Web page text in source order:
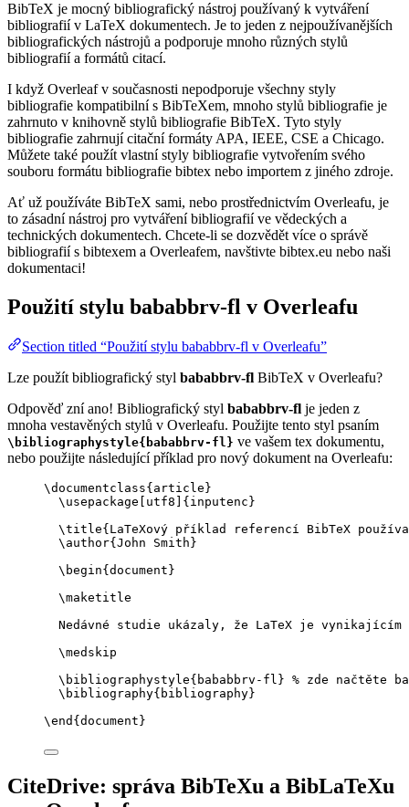
BibTeX je mocný bibliografický nástroj používaný k vytváření
bibliografií v LaTeX dokumentech. Je to jeden z nejpoužívanějších
bibliografických nástrojů a podporuje mnoho různých stylů
bibliografií a formátů citací.
I když Overleaf v současnosti nepodporuje všechny styly
bibliografie kompatibilní s BibTeXem, mnoho stylů bibliografie je
zahrnuto v knihovně stylů bibliografie BibTeX. Tyto styly
bibliografie zahrnují citační formáty APA, IEEE, CSE a Chicago.
Můžete také použít vlastní styly bibliografie vytvořením svého
souboru formátu bibliografie bibtex nebo importem z jiného zdroje.
Ať už používáte BibTeX sami, nebo prostřednictvím Overleafu, je
to zásadní nástroj pro vytváření bibliografií ve vědeckých a
technických dokumentech. Chcete-li se dozvědět více o správě
bibliografií s bibtexem a Overleafem, navštivte bibtex.eu nebo naši
dokumentaci!
Použití stylu bababbrv-fl v Overleafu
Section titled “Použití stylu bababbrv-fl v Overleafu”
Lze použít bibliografický styl bababbrv-fl BibTeX v Overleafu?
Odpověď zní ano! Bibliografický styl bababbrv-fl je jeden z
mnoha vestavěných stylů v Overleafu. Použijte tento styl psaním
\bibliographystyle{bababbrv-fl} ve vašem tex dokumentu,
nebo použijte následující příklad pro nový dokument na Overleafu:
\documentclass{ article }
\usepackage
utf8 ]{ inputenc }
\title{LaTeXový příklad referencí BibTeX
\author{John Smith}
\begin{ document }
\maketitle
Nedávné studie ukázaly, že LaTeX je vynikajícím
\medskip
\bibliographystyle{bababbrv-fl} % zde načtěte
\bibliography{bibliography}
\end { document }
CiteDrive: správa BibTeXu a BibLaTeXu